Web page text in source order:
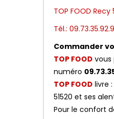
TOP FOOD Recy
Tél.:
Commander
TOP FOOD vous
numéro
TOP FOOD livre :
51520 et ses
Pour le confort